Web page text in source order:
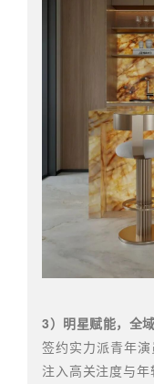
3）明星赋能，全
签约实力派青年演
注入高关注度与